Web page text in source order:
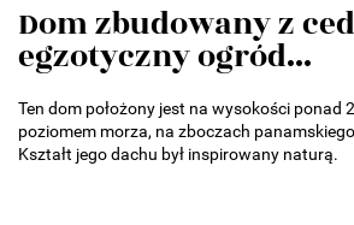
Dom zbudowany z
egzotyczny ogród...
Ten dom położony jest na wysokości ponad
poziomem morza, na zboczach
Kształt jego dachu był inspirowany naturą.